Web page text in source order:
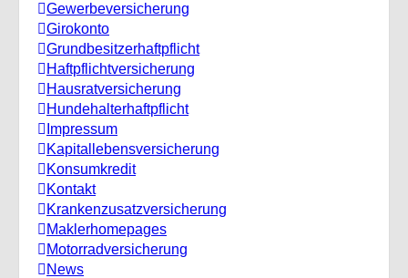
Gewerbeversicherung
Girokonto
Grundbesitzerhaftpflicht
Haftpflichtversicherung
Hausratversicherung
Hundehalterhaftpflicht
Impressum
Kapitallebensversicherung
Konsumkredit
Kontakt
Krankenzusatzversicherung
Maklerhomepages
Motorradversicherung
News